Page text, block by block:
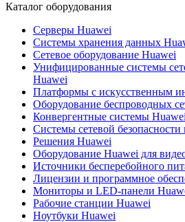
Каталог оборудования
Серверы Huawei
Системы хранения данных
Сетевое оборудование Huawei
Унифицированные системы
Huawei
Платформы с искусственным
Оборудование беспроводных
Конвергентные системы Huawei
Системы сетевой
Решения Huawei
Оборудование Huawei для
Источники бесперебойного
Лицензии и программное
Мониторы и LED-панели
Рабочие станции Huawei
Ноутбуки Huawei